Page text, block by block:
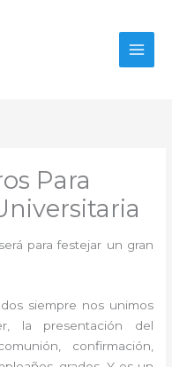
Para
para festejar un gran
siempre nos unimos
la presentación del
confirmación,